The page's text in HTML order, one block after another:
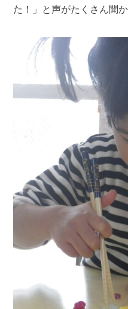
た！」と声がたくさん聞